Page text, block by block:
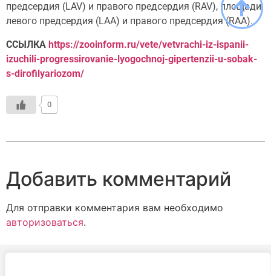
предсердия (LAV) и правого предсердия (RAV), площади
левого предсердия (LAA) и правого предсердия (RAA).
ССЫЛКА https://zooinform.ru/vete/vetvrachi-iz-ispanii-
izuchili-progressirovanie-lyogochnoj-gipertenzii-u-sobak-
s-dirofilyariozom/
0
Добавить комментарий
Для отправки комментария вам необходимо
авторизоваться.